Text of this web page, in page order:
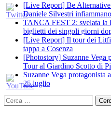
[Live Report] Be
Daniele Silvestri
TANCA FEST 2: svelata la
biglietti dei singoli giorni
[Live Report] Il tour dei
tappa a Cosenza
[Photostory] Suzanne
Tour al Giardino Scotto di
Suzanne Vega protagonista
25 luglio
Ricerca
per: